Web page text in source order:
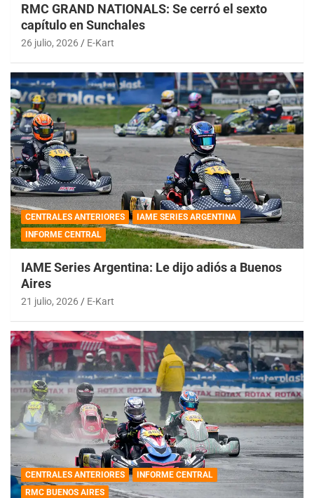
RMC GRAND NATIONALS: Se cerró el sexto
capítulo en Sunchales
26 julio, 2026 E-Kart
CENTRALES ANTERIORES
IAME SERIES ARGENTINA
INFORME CENTRAL
IAME Series Argentina: Le dijo adiós a Buenos
Aires
21 julio, 2026 E-Kart
CENTRALES ANTERIORES
INFORME CENTRAL
RMC BUENOS AIRES